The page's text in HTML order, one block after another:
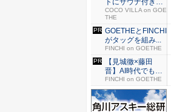
トにサウナ付きの
シェア別...
COCO VILLA on GOE
THE
GOETHEとFINCHI
がタッグを組み...
FINCHI on GOETHE
【見城徹×藤田
晋】AI時代でも変
わらない...
FINCHI on GOETHE